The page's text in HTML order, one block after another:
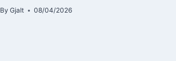
By Gjalt 08/04/2026